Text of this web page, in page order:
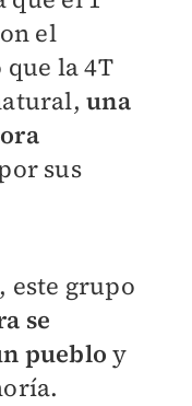
el
la 4T
una
sus
este grupo
se
pueblo y